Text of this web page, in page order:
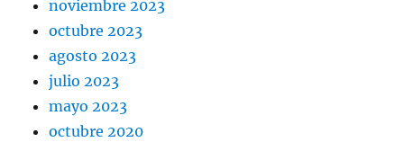
noviembre 2023
octubre 2023
agosto 2023
julio 2023
mayo 2023
octubre 2020